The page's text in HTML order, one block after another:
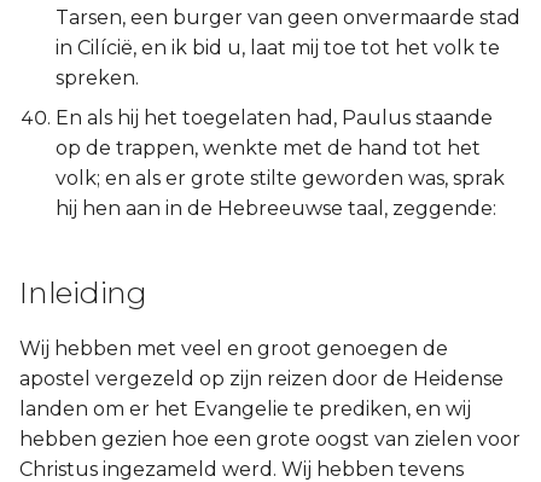
Tarsen, een burger van geen onvermaarde stad
in Cilícië, en ik bid u, laat mij toe tot het volk te
spreken.
En als hij het toegelaten had, Paulus staande
op de trappen, wenkte met de hand tot het
volk; en als er grote stilte geworden was, sprak
hij hen aan in de Hebreeuwse taal, zeggende:
Inleiding
Wij hebben met veel en groot genoegen de
apostel vergezeld op zijn reizen door de Heidense
landen om er het Evangelie te prediken, en wij
hebben gezien hoe een grote oogst van zielen voor
Christus ingezameld werd. Wij hebben tevens